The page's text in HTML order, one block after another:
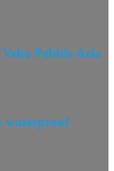
Pebble Aria
waterproof